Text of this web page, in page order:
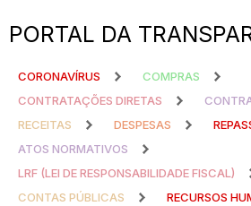
PORTAL DA
CORONAVÍRUS
COMPRAS
CONTRATAÇÕES DIRETAS
RECEITAS
DESPESAS
ATOS NORMATIVOS
LRF (LEI DE RESPONSABILIDADE FISCAL)
CONTAS PÚBLICAS
RECURSOS